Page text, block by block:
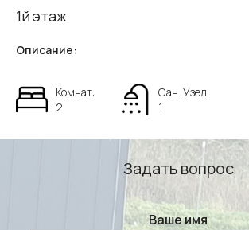
1й этаж
Описание:
Комнат:
2
Сан. Узел:
1
Задать вопрос
Ваше имя